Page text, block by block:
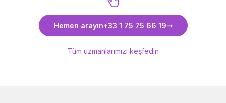
Alya ARKIN uzmanımızı keşfedin
Hemen arayın+33 1 75 75 66 19
Tüm uzmanlarımızı keşfedin